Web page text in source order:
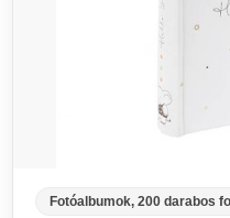
Fotóalbumok, 200 darabos